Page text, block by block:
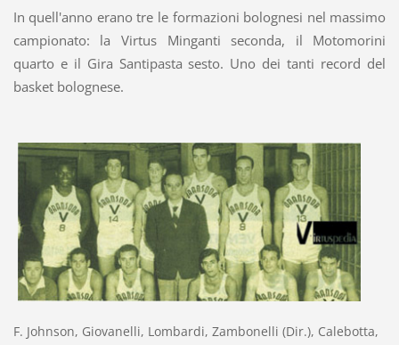
In quell'anno erano tre le formazioni bolognesi nel massimo
campionato: la Virtus Minganti seconda, il Motomorini
quarto e il Gira Santipasta sesto. Uno dei tanti record del
basket bolognese.
F. Johnson, Giovanelli, Lombardi, Zambonelli (Dir.), Calebotta,